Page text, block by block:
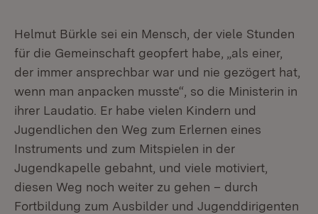
Helmut Bürkle sei ein Mensch, der viele Stunden
für die Gemeinschaft geopfert habe, „als einer,
der immer ansprechbar war und nie gezögert hat,
wenn man anpacken musste“, so die Ministerin in
ihrer Laudatio. Er habe vielen Kindern und
Jugendlichen den Weg zum Erlernen eines
Instruments und zum Mitspielen in der
Jugendkapelle gebahnt, und viele motiviert,
diesen Weg noch weiter zu gehen – durch
Fortbildung zum Ausbilder und Jugenddirigenten